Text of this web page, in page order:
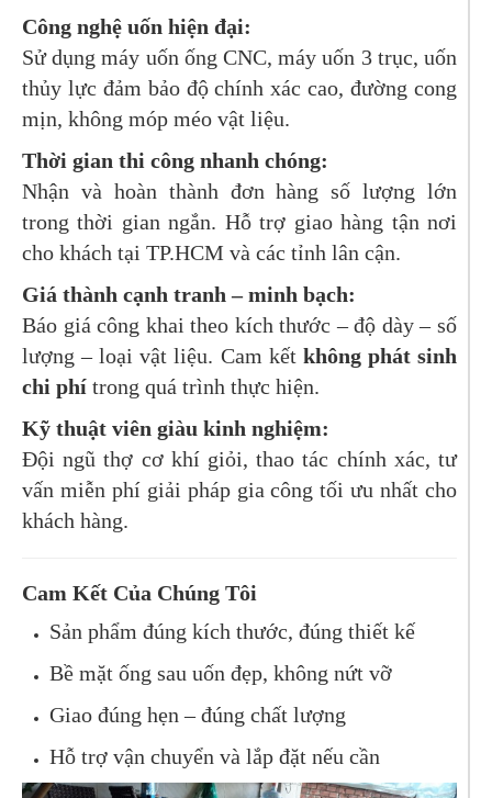
Công nghệ uốn hiện đại:
Sử dụng máy uốn ống CNC, máy uốn 3 trục, uốn
thủy lực đảm bảo độ chính xác cao, đường cong
mịn, không móp méo vật liệu.
Thời gian thi công nhanh chóng:
Nhận và hoàn thành đơn hàng số lượng lớn
trong thời gian ngắn. Hỗ trợ giao hàng tận nơi
cho khách tại TP.HCM và các tỉnh lân cận.
Giá thành cạnh tranh – minh bạch:
Báo giá công khai theo kích thước – độ dày – số
lượng – loại vật liệu. Cam kết không phát sinh
chi phí trong quá trình thực hiện.
Kỹ thuật viên giàu kinh nghiệm:
Đội ngũ thợ cơ khí giỏi, thao tác chính xác, tư
vấn miễn phí giải pháp gia công tối ưu nhất cho
khách hàng.
Cam Kết Của Chúng Tôi
Sản phẩm đúng kích thước, đúng thiết kế
Bề mặt ống sau uốn đẹp, không nứt vỡ
Giao đúng hẹn – đúng chất lượng
Hỗ trợ vận chuyển và lắp đặt nếu cần